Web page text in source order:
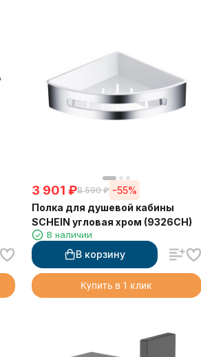
3 901 ₽8 590 ₽ -55%
Полка для душевой кабины
SCHEIN угловая хром (9326CH)
В наличии
В корзину
Купить в 1 клик